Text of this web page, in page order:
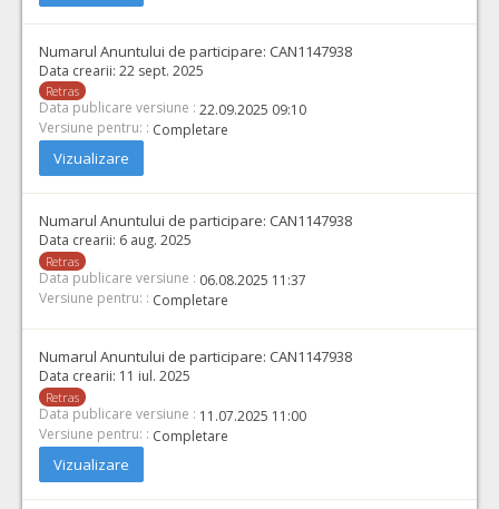
Numarul Anuntului de participare: CAN1147938
Data crearii: 22 sept. 2025
Retras
Data publicare versiune : 22.09.2025 09:10
Versiune pentru: : Completare
Vizualizare
Numarul Anuntului de participare: CAN1147938
Data crearii: 6 aug. 2025
Retras
Data publicare versiune : 06.08.2025 11:37
Versiune pentru: : Completare
Numarul Anuntului de participare: CAN1147938
Data crearii: 11 iul. 2025
Retras
Data publicare versiune : 11.07.2025 11:00
Versiune pentru: : Completare
Vizualizare